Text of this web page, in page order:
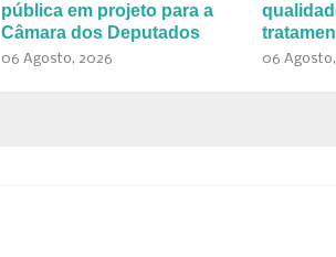
pública em projeto para a
Câmara dos Deputados
06 Agosto, 2026 06